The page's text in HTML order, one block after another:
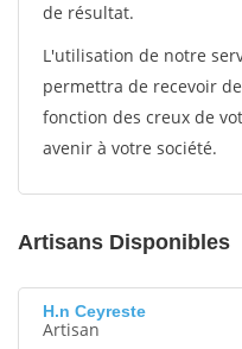
de résultat.
L'utilisation de notre
permettra de recevoir
fonction des creux de
avenir à votre société.
Artisans Disponibles
H.n Ceyreste
Artisan